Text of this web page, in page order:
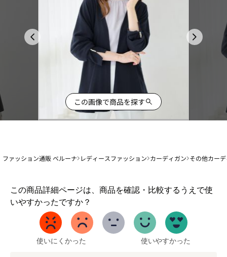
この画像で商品を探す
ファッション通販 ベルーナ レディースファッション カーディガン その他カー
この商品詳細ページは、商品を確認・比較するうえで使
いやすかったですか？
1
か
使いにくかった 使いやすかった